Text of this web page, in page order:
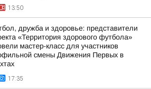
13:50
дружба и здоровье: представители
«Территория здорового футбола»
мастер-класс для участников
смены Движения Первых в
17:35